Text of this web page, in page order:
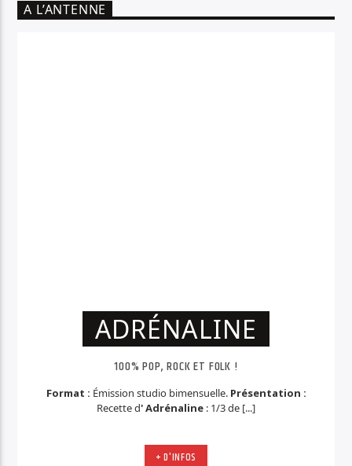
A L’ANTENNE
ADRÉNALINE
100% POP, ROCK ET FOLK !
Format : Émission studio bimensuelle. Présentation :
Recette d' Adrénaline : 1/3 de [...]
+ D'INFOS